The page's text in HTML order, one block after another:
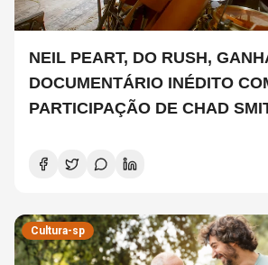
NEIL PEART, DO RUSH,
DOCUMENTÁRIO INÉDITO
PARTICIPAÇÃO DE CHAD
Cultura-sp